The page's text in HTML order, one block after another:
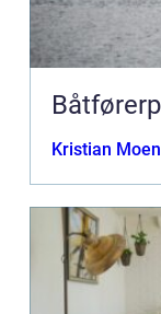
Kristian Moen